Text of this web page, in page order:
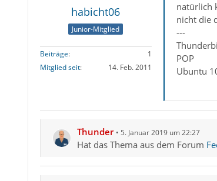
habicht06
Junior-Mitglied
Beiträge
1
Mitglied seit
14. Feb. 2011
natürlich
nicht die
---
POP
Ubuntu
Thunder 5. Januar 2019 um 22:27
Hat das Thema aus dem Forum